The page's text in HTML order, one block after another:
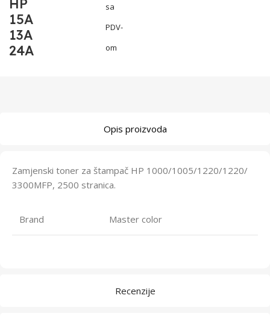
HP
15A
13A
24A
sa
PDV-
om
Opis proizvoda
Recenzije
Zamjenski toner za štampač HP 1000/1005/1220/1220/
3300MFP, 2500 stranica.
Brand Master color